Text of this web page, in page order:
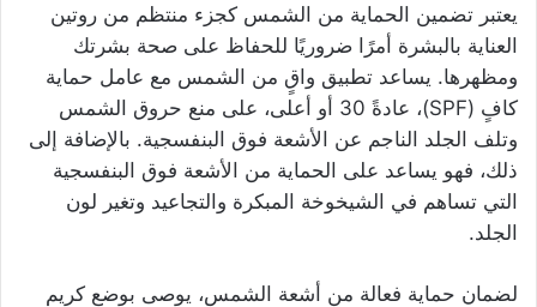
يعتبر تضمين الحماية من الشمس كجزء منتظم من روتين
العناية بالبشرة أمرًا ضروريًا للحفاظ على صحة بشرتك
ومظهرها. يساعد تطبيق واقٍ من الشمس مع عامل حماية
كافٍ (SPF)، عادةً 30 أو أعلى، على منع حروق الشمس
وتلف الجلد الناجم عن الأشعة فوق البنفسجية. بالإضافة إلى
ذلك، فهو يساعد على الحماية من الأشعة فوق البنفسجية
التي تساهم في الشيخوخة المبكرة والتجاعيد وتغير لون
الجلد.
لضمان حماية فعالة من أشعة الشمس، يوصى بوضع كريم